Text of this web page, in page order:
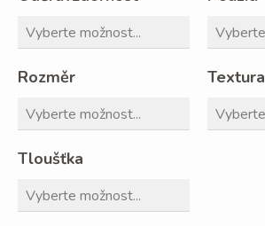
Rozměr Textura
Tloušťka